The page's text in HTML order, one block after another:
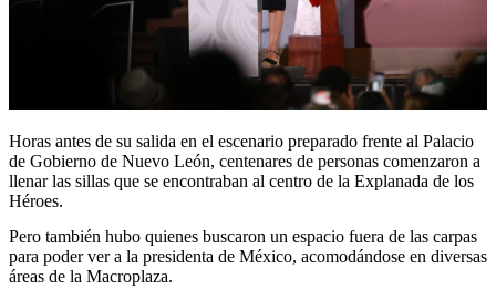
Horas antes de su salida en el escenario preparado frente al Palacio
de Gobierno de Nuevo León, centenares de personas comenzaron a
llenar las sillas que se encontraban al centro de la Explanada de los
Héroes.
Pero también hubo quienes buscaron un espacio fuera de las carpas
para poder ver a la presidenta de México, acomodándose en diversas
áreas de la Macroplaza.